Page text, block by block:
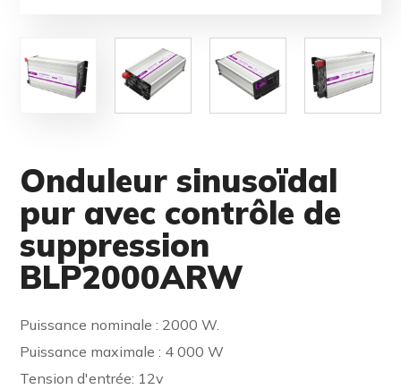
Onduleur sinusoïdal
pur avec contrôle de
suppression
BLP2000ARW
Puissance nominale : 2000 W.
Puissance maximale : 4 000 W
Tension d'entrée: 12v